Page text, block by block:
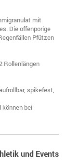
mit
Die offenporige
Pfützen
Rollenlängen
spikefest,
können bei
und Events